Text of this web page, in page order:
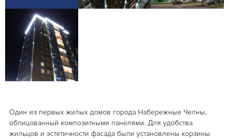
Один из первых жилых домов города Набережные Челны,
облицованный композитными панелями. Для удобства
жильцов и эстетичности фасада были установлены корзины